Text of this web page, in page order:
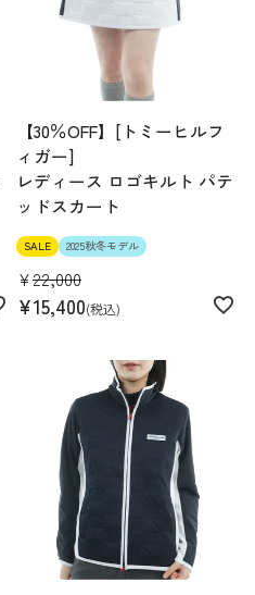
【30％OFF】[トミーヒルフ
ィガー]
レディース ロゴキルト パテ
ッドスカート
SALE 2025秋冬モデル
¥22,000
¥15,400 税込